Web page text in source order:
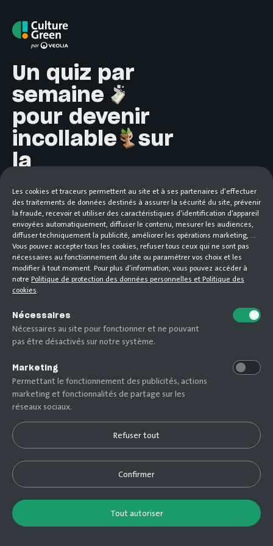
Un quiz par
semaine
pour devenir
incollable
sur
la
transformation
écologique.
Découvrir
Les cookies et traceurs permettent au site et à ses partenaires d'effectuer
des traitements de données destinés à assurer la sécurité du site, prévenir
la fraude, recevoir et utiliser des caractéristiques d’identification d’appareil
envoyées automatiquement, diffuser le contenu, mesurer les audiences,
diffuser techniquement la publicité, améliorer les opérations marketing, ...
Vous pouvez accepter tous les cookies, refuser tous ceux qui ne sont pas
nécessaires au fonctionnement du site ou paramétrer vos choix et les
modifier à tout moment. Pour plus d’information, vous pouvez accéder à
notre Politique de protection des données personnelles et Politique des
cookies.
Nécessaires
Nécessaires au site pour fonctionner et ne pouvant
pas être désactivés sur notre système.
Marketing
Permettant le fonctionnement des publicités, actions
marketing et fonctionnalités de partage sur les
réseaux sociaux.
Refuser tout
Confirmer
Tout autoriser